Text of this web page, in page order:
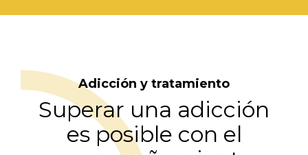
Adicción y tratamiento
Superar una adicción
es posible con el